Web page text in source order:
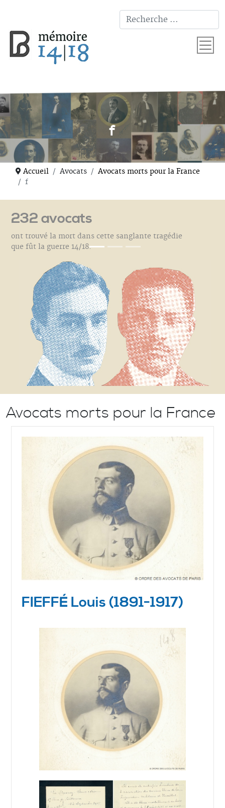
f
Accueil Avocats
Avocats morts pour la France
f
232 avocats
ont trouvé la mort dans cette sanglante tragédie
que fût la guerre 14/18.
Avocats morts pour la France
FIEFFÉ Louis (1891-1917)